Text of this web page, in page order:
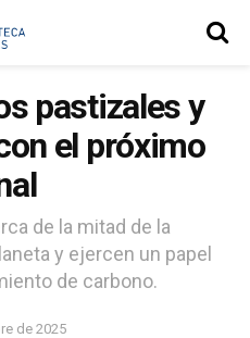
pastizales y
el próximo
de la mitad de la
y ejercen un papel
de carbono.
de 2025